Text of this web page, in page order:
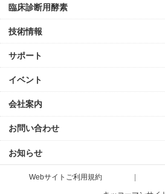
臨床診断用酵素
技術情報
サポート
イベント
会社案内
お問い合わせ
お知らせ
Webサイトご利用規約